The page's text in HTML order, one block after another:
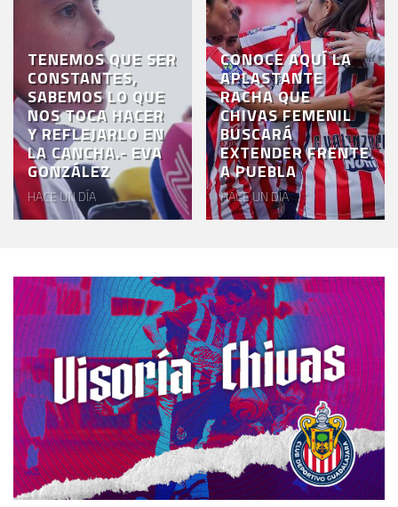
TENEMOS QUE SER
CONSTANTES,
SABEMOS LO QUE
NOS TOCA HACER
Y REFLEJARLO EN
LA CANCHA.- EVA
GONZÁLEZ
HACE UN DÍA
CONOCE AQUÍ LA
APLASTANTE
RACHA QUE
CHIVAS FEMENIL
BUSCARÁ
EXTENDER FRENTE
A PUEBLA
HACE UN DÍA